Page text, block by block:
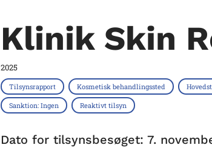
Klinik Skin
2025
Tilsynsrapport Kosmetisk behandlingssted
Sanktion: Ingen Reaktivt tilsyn
Dato for tilsynsbesøget: 7.